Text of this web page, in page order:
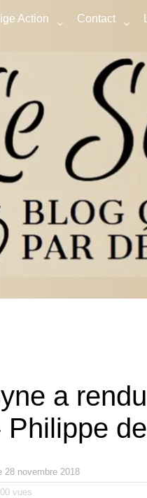
Action Contact
a
Philippe
28 novembre 2018
vues